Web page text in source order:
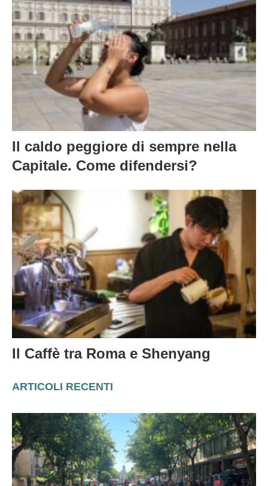
Il caldo peggiore di sempre nella
Capitale. Come difendersi?
Il Caffè tra Roma e Shenyang
ARTICOLI RECENTI